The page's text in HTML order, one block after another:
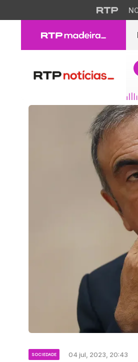
SOCIEDADE 04 jul, 2023, 20:43